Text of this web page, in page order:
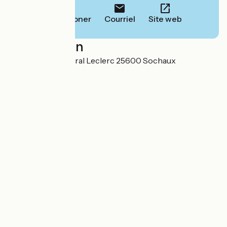
Téléphoner Courriel Site web
Localisation
11 avenue du Général Leclerc 25600 Sochaux